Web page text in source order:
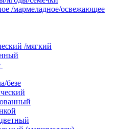
/мармеладное/освежающее
/мягкий
безе